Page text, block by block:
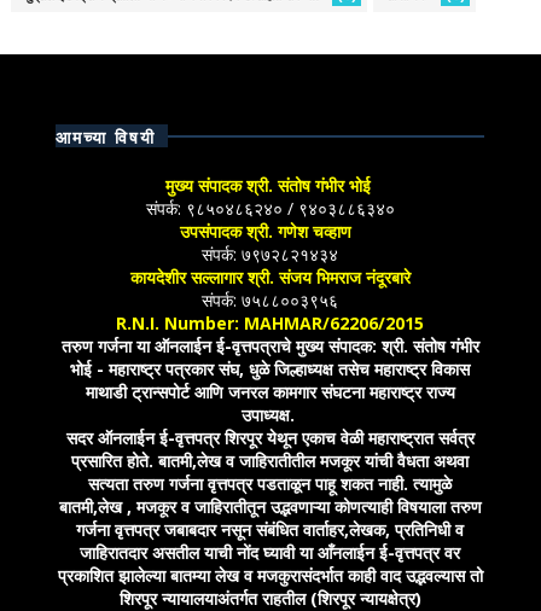
आमच्या विषयी
मुख्य संपादक श्री. संतोष गंभीर भोई
संपर्क: ९८५०४८६२४० / ९४०३८८६३४०
उपसंपादक श्री. गणेश चव्हाण
संपर्क: ७९७२८२१४३४
कायदेशीर सल्लागार श्री. संजय भिमराज नंदूरबारे
संपर्क: ७५८८००३९५६
R.N.I. Number: MAHMAR/62206/2015
तरुण गर्जना या ऑनलाईन ई-वृत्तपत्राचे मुख्य संपादक: श्री. संतोष गंभीर
भोई - महाराष्ट्र पत्रकार संघ, धुळे जिल्हाध्यक्ष तसेच महाराष्ट्र विकास
माथाडी ट्रान्सपोर्ट आणि जनरल कामगार संघटना महाराष्ट्र राज्य
उपाध्यक्ष.
सदर ऑनलाईन ई-वृत्तपत्र शिरपूर येथून एकाच वेळी महाराष्ट्रात सर्वत्र
प्रसारित होते. बातमी,लेख व जाहिरातीतील मजकूर यांची वैधता अथवा
सत्यता तरुण गर्जना वृत्तपत्र पडताळून पाहू शकत नाही. त्यामुळे
बातमी,लेख , मजकूर व जाहिरातीतून उद्भवणाऱ्या कोणत्याही विषयाला तरुण
गर्जना वृत्तपत्र जबाबदार नसून संबंधित वार्ताहर,लेखक, प्रतिनिधी व
जाहिरातदार असतील याची नोंद घ्यावी या आँनलाईन ई-वृत्तपत्र वर
प्रकाशित झालेल्या बातम्या लेख व मजकुरासंदर्भात काही वाद उद्भवल्यास तो
शिरपूर न्यायालयाअंतर्गत राहतील (शिरपूर न्यायक्षेत्र)